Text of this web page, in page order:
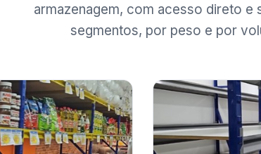
armazenagem, com acesso direto
segmentos, por peso e por